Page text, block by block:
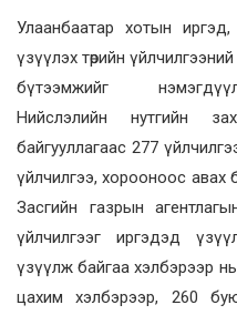
Улаанбаатар хотын
үзүүлэх төрийн
бүтээмжийг
Нийслэлийн нутгийн
байгууллагаас 277
үйлчилгээ, хорооноос авах
Засгийн газрын
үйлчилгээг иргэдэд
үзүүлж байгаа хэлбэрээр
цахим хэлбэрээр, 260